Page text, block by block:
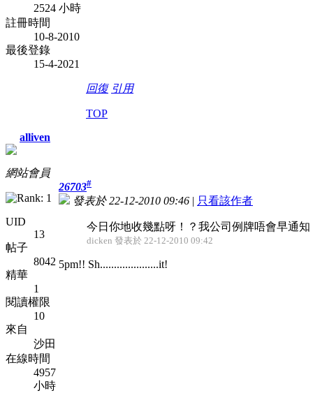
2524 小時
註冊時間
10-8-2010
最後登錄
15-4-2021
回復 引用
TOP
alliven
網站會員
UID
13
帖子
8042
精華
1
閱讀權限
10
來自
沙田
在線時間
4957
小時
26703#
發表於 22-12-2010 09:46 | 只看該作者
今日你地收幾點呀！？我公司例牌唔會早通
dicken 發表於 22-12-2010 09:42
5pm!! Sh.....................it!